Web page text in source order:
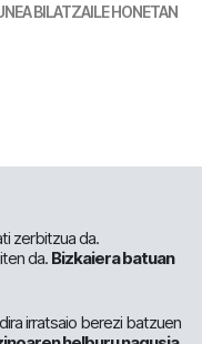
BILATZAILE HONETAN
zerbitzua da.
da. Bizkaiera batuan
irratsaio berezi batzuen